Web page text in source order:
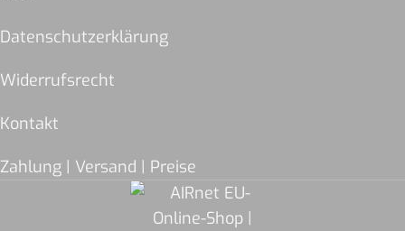
Datenschutzerklärung
Widerrufsrecht
Kontakt
Zahlung | Versand | Preise